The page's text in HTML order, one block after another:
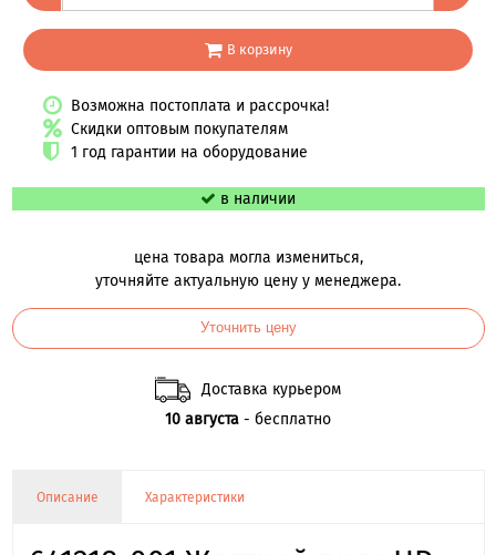
В корзину
Возможна постоплата и рассрочка!
Скидки оптовым покупателям
1 год гарантии на оборудование
в наличии
цена товара могла измениться,
уточняйте актуальную цену у менеджера.
Уточнить цену
Доставка курьером
10 августа - бесплатно
Описание Характеристики